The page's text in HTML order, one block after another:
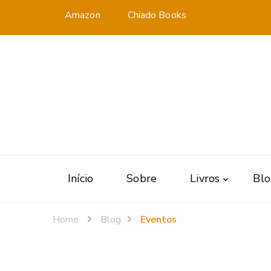
Amazon Chiado Books
Início Sobre Livros
Home Blog Eventos